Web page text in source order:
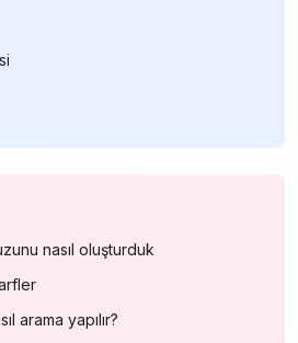
nasıl oluşturduk
arama yapılır?